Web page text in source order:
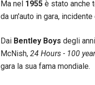
Ma nel 1955 è stato anche
da un'auto in gara,
Dai Bentley Boys degli
McNish, 24 Hours - 100
gara la sua fama mondiale.